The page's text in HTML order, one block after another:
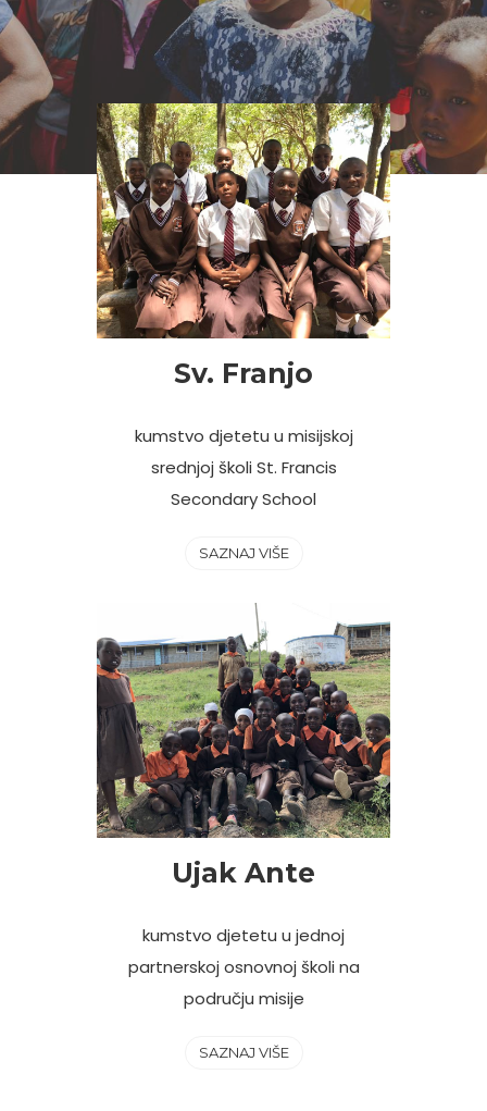
Sv. Franjo
kumstvo djetetu u misijskoj
srednjoj školi St. Francis
Secondary School
SAZNAJ VIŠE
Ujak Ante
kumstvo djetetu u jednoj
partnerskoj osnovnoj školi na
području misije
SAZNAJ VIŠE